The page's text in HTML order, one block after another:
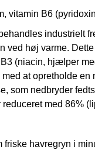
vitamin B6
industrielt
ved høj varme.
(niacin, hjælper
at opretholde
som nedbryder
med 86%
havregryn i